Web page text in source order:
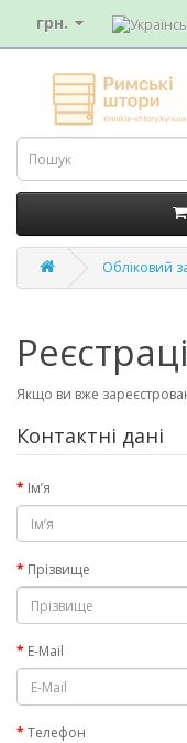
грн.
Обліковий
Якщо ви вже
Контактні дані
Ім’я
Прізвище
E-Mail
Телефон